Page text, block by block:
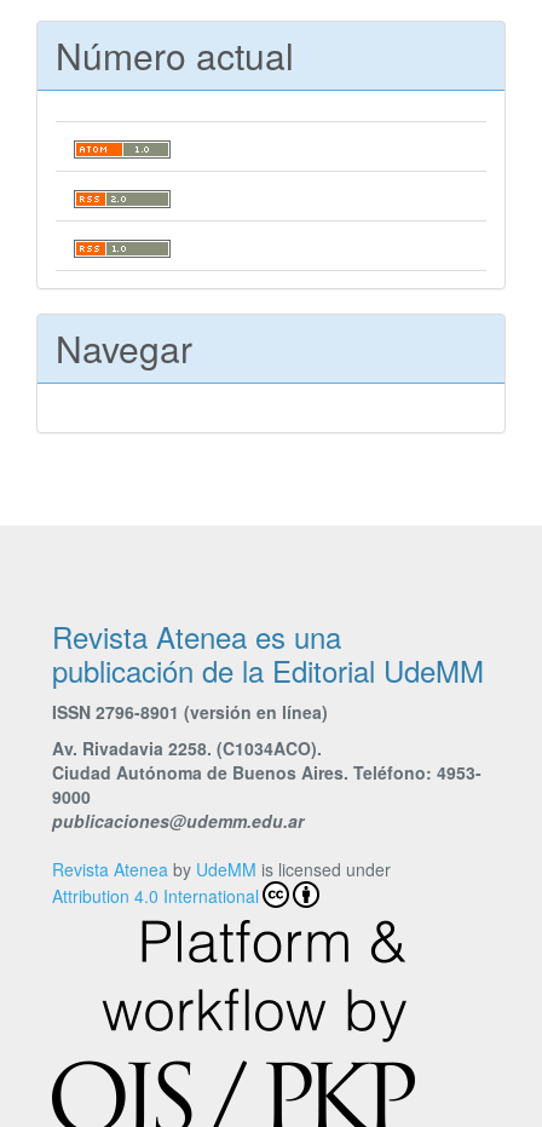
Número actual
Navegar
Revista Atenea es una
publicación de la Editorial UdeMM
ISSN 2796-8901 (versión en línea)
Av. Rivadavia 2258. (C1034ACO).
Ciudad Autónoma de Buenos Aires. Teléfono: 4953-
9000
publicaciones@udemm.edu.ar
Revista Atenea by UdeMM is licensed under
Attribution 4.0 International